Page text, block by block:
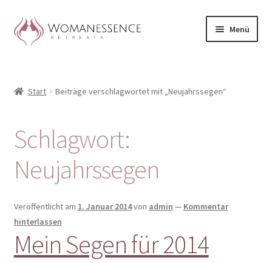
Zur
Navigation
Zum
Inhalt
Menü
Blog
Shop / Retreats im Allgäu
CLAUDIA TAVERNA
Erfahrungen
Warenkorb
Start Beiträge verschlagwortet mit „Neujahrssegen“
Schlagwort:
Neujahrssegen
Veröffentlicht am 1. Januar 2014von admin — Kommentar
hinterlassen
Mein Segen für 2014